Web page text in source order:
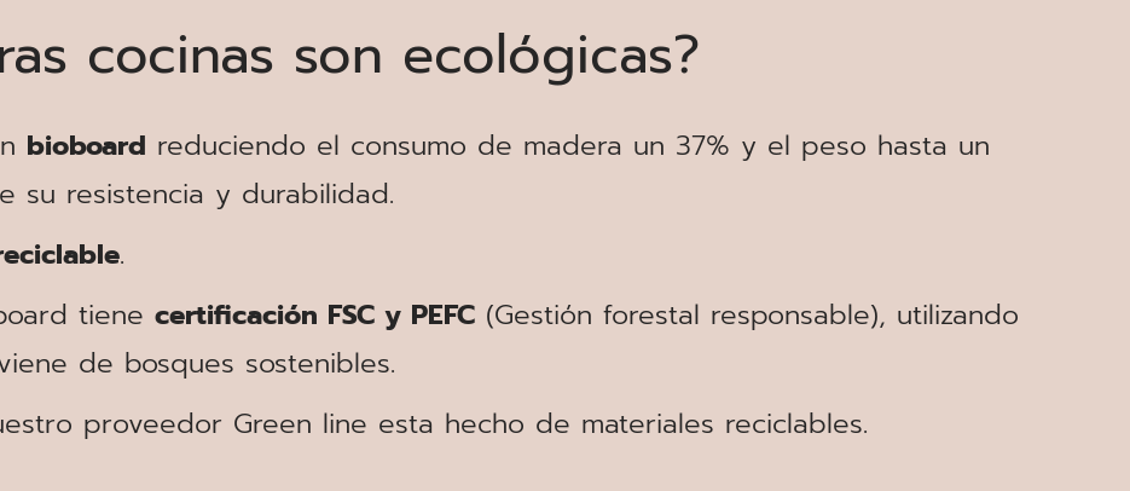
cocinas son ecológicas?
bioboard reduciendo el consumo de madera un 37% y el peso hasta un
su resistencia y durabilidad.
.
tiene certificación FSC y PEFC (Gestión forestal responsable), utilizando
de bosques sostenibles.
proveedor Green line esta hecho de materiales reciclables.